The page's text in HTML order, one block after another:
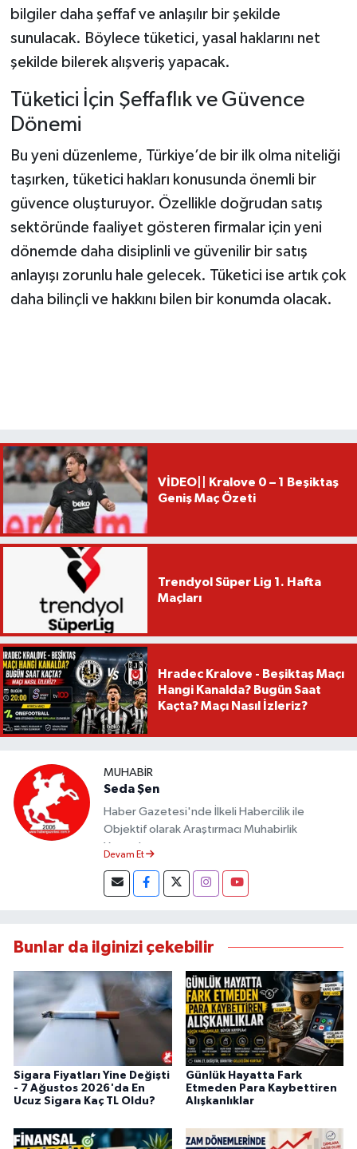
bilgiler daha şeffaf ve anlaşılır bir şekilde
sunulacak. Böylece tüketici, yasal haklarını net
şekilde bilerek alışveriş yapacak.
Tüketici İçin Şeffaflık ve Güvence
Dönemi
Bu yeni düzenleme, Türkiye’de bir ilk olma niteliği
taşırken, tüketici hakları konusunda önemli bir
güvence oluşturuyor. Özellikle doğrudan satış
sektöründe faaliyet gösteren firmalar için yeni
dönemde daha disiplinli ve güvenilir bir satış
anlayışı zorunlu hale gelecek. Tüketici ise artık çok
daha bilinçli ve hakkını bilen bir konumda olacak.
VİDEO|| Kralove 0 – 1 Beşiktaş
Geniş Maç Özeti
Trendyol Süper Lig 1. Hafta
Maçları
Hradec Kralove - Beşiktaş Maçı
Hangi Kanalda? Bugün Saat
Kaçta? Maçı Nasıl İzleriz?
MUHABIR
Seda Şen
Haber Gazetesi'nde İlkeli Habercilik ile
Objektif olarak Araştırmacı Muhabirlik
Yapmaktayım.
Devam Et
Bunlar da ilginizi çekebilir
Sigara Fiyatları Yine Değişti
- 7 Ağustos 2026'da En
Ucuz Sigara Kaç TL Oldu?
Günlük Hayatta Fark
Etmeden Para Kaybettiren
Alışkanlıklar